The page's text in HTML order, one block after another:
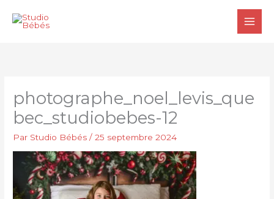
photographe_noel_levis_que
bec_studiobebes-12
Par Studio Bébés/25 septembre 2024